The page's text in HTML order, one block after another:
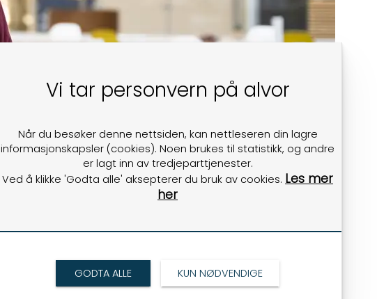
Vi tar personvern på alvor
Når du besøker denne nettsiden, kan nettleseren din lagre
informasjonskapsler (cookies). Noen brukes til statistikk, og andre
er lagt inn av tredjeparttjenester.
Ved å klikke 'Godta alle' aksepterer du bruk av cookies. Les mer
her
GODTA ALLE KUN NØDVENDIGE